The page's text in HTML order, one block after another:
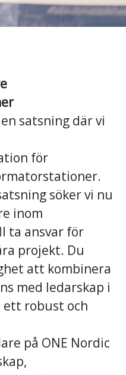
satsning där vi
för
söker vi nu
inom
ta ansvar för
projekt. Du
att kombinera
med ledarskap i
robust och
på ONE Nordic